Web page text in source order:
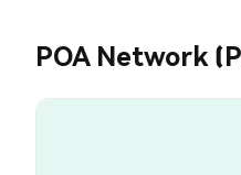
POA Network